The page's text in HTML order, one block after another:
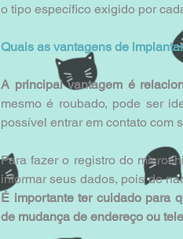
o tipo específico exigido por
Quais as vantagens de
A principal vantagem é
mesmo é roubado, pode ser
possível entrar em contato com
Para fazer o registro do
É importante ter cuidado para
de mudança de endereço ou